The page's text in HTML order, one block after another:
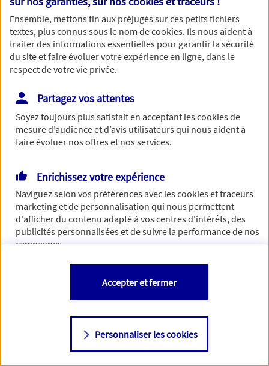
Votre message :
Vous disposez de droits sur les informations vous concernant. Pour
plus d’informations,cliquez ici.
Ensemble, mettons fin aux préjugés sur ces petits fichiers
textes, plus connus sous le nom decookies. Ils nous aident à
traiter des informations essentielles pour garantir la sécurité
du site et faire évoluer votre expérience en ligne, dans le
respect de votre vie privée.
Partagez vos attentes
Soyez toujours plus satisfait en acceptant lescookiesde
mesure d’audience et d’avis utilisateurs qui nous aident à
faire évoluer nos offres et nos services.
Enrichissez votre expérience
Naviguez selon vos préférences avec lescookies et traceurs
marketing et de personnalisation qui nous permettent
d'afficher du contenu adapté à vos centres d'intérêts, des
publicités personnalisées et de suivre la performance de nos
campagnes.
Vous êtes libre de les accepter, de les refuser comme de
changer d'avis à tout moment en allant sur
Consulter notre politique decookies
Personnaliser les cookies
Accepter et fermer